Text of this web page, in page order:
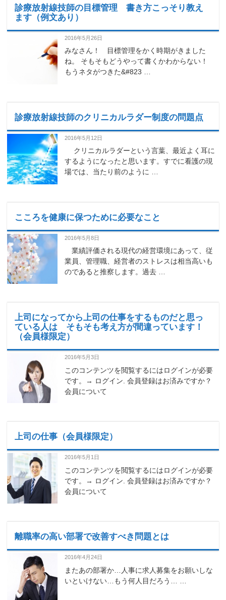
診療放射線技師の目標管理 書き方こっそり教え
ます（例文あり）
2016年5月26日
みなさん！ 目標管理をかく時期がきました
ね。 そもそもどうやって書くかわからない！
もうネタがつきた&#823 …
診療放射線技師のクリニカルラダー制度の問題点
2016年5月12日
クリニカルラダーという言葉、最近よく耳に
するようになったと思います。すでに看護の現
場では、当たり前のように …
こころを健康に保つために必要なこと
2016年5月8日
業績評価される現代の経営環境にあって、従
業員、管理職、経営者のストレスは相当高いも
のであると推察します。過去 …
上司になってから上司の仕事をするものだと思っ
ている人は そもそも考え方が間違っています！
（会員様限定）
2016年5月3日
このコンテンツを閲覧するにはログインが必要
です。→ ログイン. 会員登録はお済みですか？
会員について
上司の仕事（会員様限定）
2016年5月1日
このコンテンツを閲覧するにはログインが必要
です。→ ログイン. 会員登録はお済みですか？
会員について
離職率の高い部署で改善すべき問題とは
2016年4月24日
またあの部署か…人事に求人募集をお願いしな
いといけない…もう何人目だろう… …